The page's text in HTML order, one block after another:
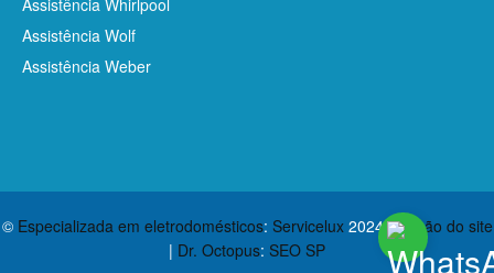
Assistência Whirlpool
Assistência Wolf
Assistência Weber
© Especializada em eletrodomésticos: Servicelux2024Criação do site
| Dr. Octopus: SEO SP